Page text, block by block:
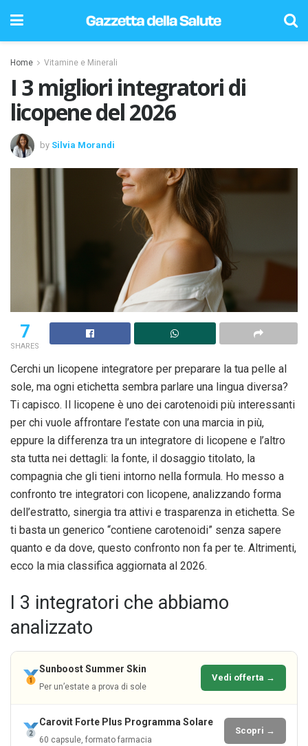
Home Vitamine e Minerali
I 3 migliori integratori di
licopene del 2026
by Silvia Morandi
7
SHARES
Cerchi un licopene integratore per preparare la tua pelle al
sole, ma ogni etichetta sembra parlare una lingua diversa?
Ti capisco. Il licopene è uno dei carotenoidi più interessanti
per chi vuole affrontare l’estate con una marcia in più,
eppure la differenza tra un integratore di licopene e l’altro
sta tutta nei dettagli: la fonte, il dosaggio titolato, la
compagnia che gli tieni intorno nella formula. Ho messo a
confronto tre integratori con licopene, analizzando forma
dell’estratto, sinergia tra attivi e trasparenza in etichetta. Se
ti basta un generico “contiene carotenoidi” senza sapere
quanto e da dove, questo confronto non fa per te. Altrimenti,
ecco la mia classifica aggiornata al 2026.
I 3 integratori che abbiamo
analizzato
Sunboost Summer Skin
Per un’estate a prova di sole
Vedi offerta →
Carovit Forte Plus Programma Solare
60 capsule, formato farmacia
Scopri →